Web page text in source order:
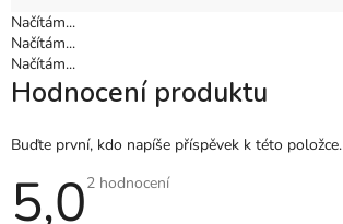
Načítám...
Načítám...
Načítám...
Hodnocení produktu
Buďte první, kdo napíše příspěvek k této položce.
5,0Průměrné
2 hodnocení